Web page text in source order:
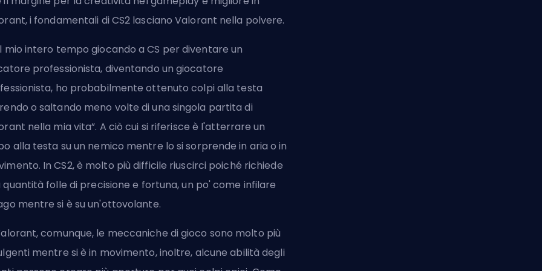
i fondamentali di CS2 lasciano Valorant nella polvere.
mio intero tempo giocando a CS per diventare un
professionista, diventando un giocatore
ho probabilmente ottenuto colpi alla testa
o saltando meno volte di una singola partita di
nella mia vita”. A ciò cui si riferisce è l'atterrare un
alla testa su un nemico mentre lo si sorprende in aria o in
In CS2, è molto più difficile riuscirci poiché richiede
quantità folle di precisione e fortuna, un po' come infilare
mentre si è su un'ottovolante.
comunque, le meccaniche di gioco sono molto più
mentre si è in movimento, inoltre, alcune abilità degli